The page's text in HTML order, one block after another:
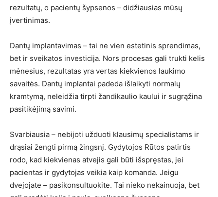
rezultatų, o pacientų šypsenos – didžiausias mūsų
įvertinimas.
Dantų implantavimas – tai ne vien estetinis sprendimas,
bet ir sveikatos investicija. Nors procesas gali trukti kelis
mėnesius, rezultatas yra vertas kiekvienos laukimo
savaitės. Dantų implantai padeda išlaikyti normalų
kramtymą, neleidžia tirpti žandikaulio kaului ir sugrąžina
pasitikėjimą savimi.
Svarbiausia – nebijoti užduoti klausimų specialistams ir
drąsiai žengti pirmą žingsnį. Gydytojos Rūtos patirtis
rodo, kad kiekvienas atvejis gali būti išspręstas, jei
pacientas ir gydytojas veikia kaip komanda. Jeigu
dvejojate – pasikonsultuokite. Tai nieko nekainuoja, bet